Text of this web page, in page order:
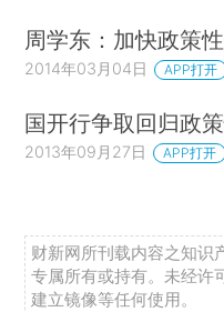
周学东：加快政策
2014年03月04日 APP打开
国开行争取回归政
2013年09月27日 APP打开
财新网所刊载内容之知识
专属所有或持有。未经许
建立镜像等任何使用。